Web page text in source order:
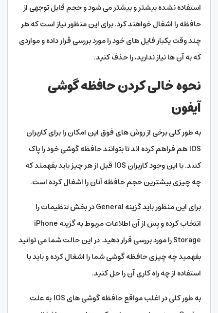
استفاده نشده بیشتر و بیشتر می شود و حجم قابل توجهی از
حافظه را اشغال خواهند کرد. برای این منظور نیاز است که هر
چند وقت یکبار فایل های خود را مورد بررسی قرار داده و مواردی
که به آن ها نیاز ندارید، را حذف کنید.
نحوه خالی کردن حافظه گوشی
آیفون
به طور کلی برخی از روش های فوق این امکان را برای کاربران
IOS هم فراهم کرده اند تا بتوانند حافظه گوشی خود را پاک
کنند. با این وجود کاربران IOS قبل از هر چیز باید بفهمند که
چه چیزی بیشترین حجم حافظه آنان را اشغال کرده است.
برای این منظور باید گزینه General در بخش تنظیمات را
انتخاب کرده و پس از آن اطلاعات مربوط به گزینه iPhone
Storage را مورد بررسی قرار دهید. در این حالت شما می توانید
بفهمید چه چیزی حافظه گوشی شما را اشغال کرده و باید با
استفاده از چه راه کاری آن را حل کنید.
به طور کلی در اغلب مواقع حافظه گوشی های IOS به علت